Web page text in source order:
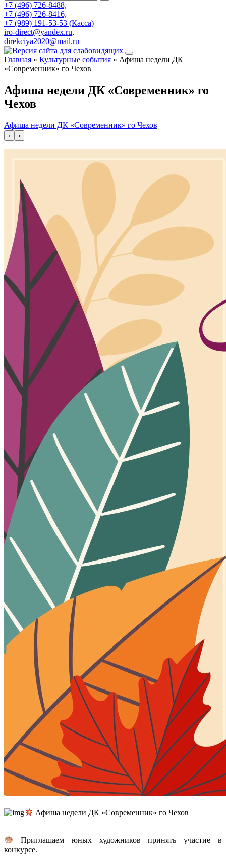
+7 (496) 726-8488,
+7 (496) 726-8416,
+7 (989) 191-53-53 (Касса)
iro-direct@yandex.ru,
direkciya2020@mail.ru
Главная » Культурные события » Афиша недели ДК
«Современник» го Чехов
Афиша недели ДК «Современник» го
Чехов
Афиша недели ДК «Современник» го Чехов
‹ ›
Афиша недели ДК «Современник» го Чехов
Приглашаем юных художников принять участие в
конкурсе.